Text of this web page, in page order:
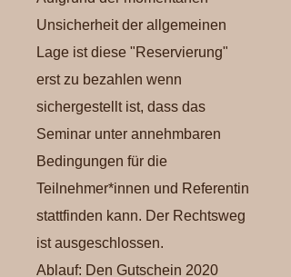
Unsicherheit der allgemeinen
Lage ist diese "Reservierung"
erst zu bezahlen wenn
sichergestellt ist, dass das
Seminar unter annehmbaren
Bedingungen für die
Teilnehmer*innen und Referentin
stattfinden kann. Der Rechtsweg
ist ausgeschlossen.
Ablauf: Den Gutschein 2020